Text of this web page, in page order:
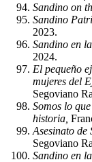
Sandino on
Sandino
2023.
Sandino en
2024.
El pequeño
mujeres del
Segoviano
Somos lo
historia,
Asesinato de
Segoviano
Sandino en